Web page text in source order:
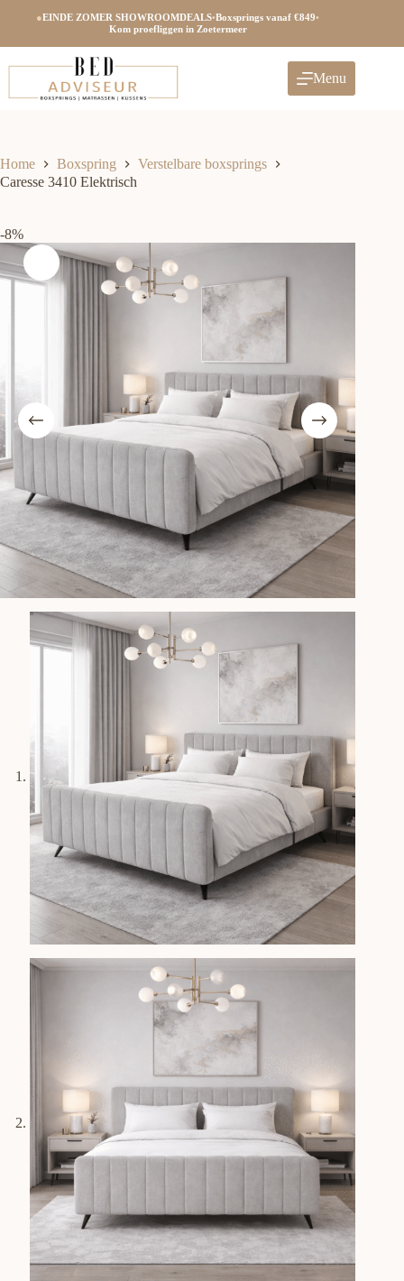
●EINDE ZOMER SHOWROOMDEALS•Boxsprings vanaf €849•
Kom proefliggen in Zoetermeer
Menu
Home Boxspring
Verstelbare boxsprings
Caresse 3410 Elektrisch
-8%